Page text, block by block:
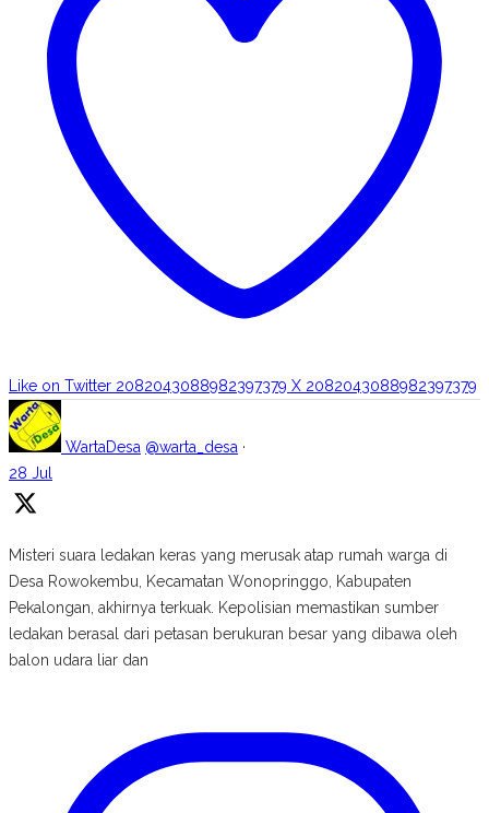
Like on Twitter 2082043088982397379 X 2082043088982397379
WartaDesa @warta_desa ·
28 Jul
Misteri suara ledakan keras yang merusak atap rumah warga di
Desa Rowokembu, Kecamatan Wonopringgo, Kabupaten
Pekalongan, akhirnya terkuak. Kepolisian memastikan sumber
ledakan berasal dari petasan berukuran besar yang dibawa oleh
balon udara liar dan